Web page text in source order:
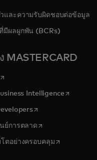
และความรับผิดชอบต่อข้อมูล
มีผลผูกพัน (BCRs)
MASTERCARD
opens in a new tab
Intelligenceopens in
opens in a new tab
ย์การตลาด opens in a new tab
โตอย่างครอบคลุมopens in a